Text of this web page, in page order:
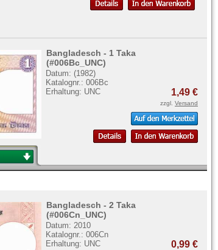
Bangladesch - 1 Taka
(#006Bc_UNC)
Datum: (1982)
Katalognr.: 006Bc
Erhaltung: UNC
1,49 €
zzgl. Versand
Bangladesch - 2 Taka
(#006Cn_UNC)
Datum: 2010
Katalognr.: 006Cn
Erhaltung: UNC
0,99 €